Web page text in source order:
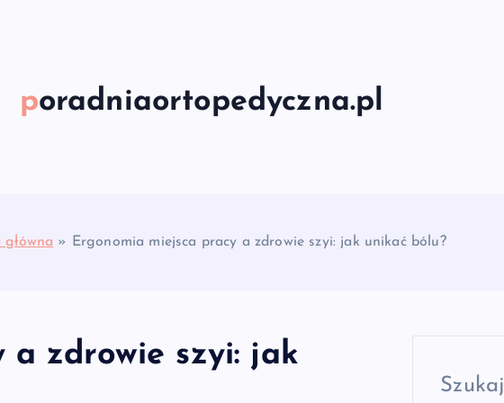
poradniaortopedyczna.pl
» Ergonomia miejsca pracy a zdrowie szyi: jak unikać bólu?
a zdrowie szyi: jak
Szukaj